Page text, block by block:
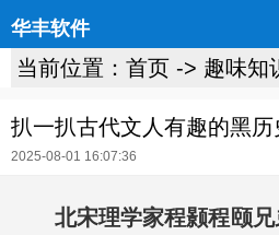
华丰软件
当前位置： 首页 -> 趣味知
扒一扒古代文人有趣的黑历
2025-08-01 16:07:36
北宋理学家程颢程颐兄